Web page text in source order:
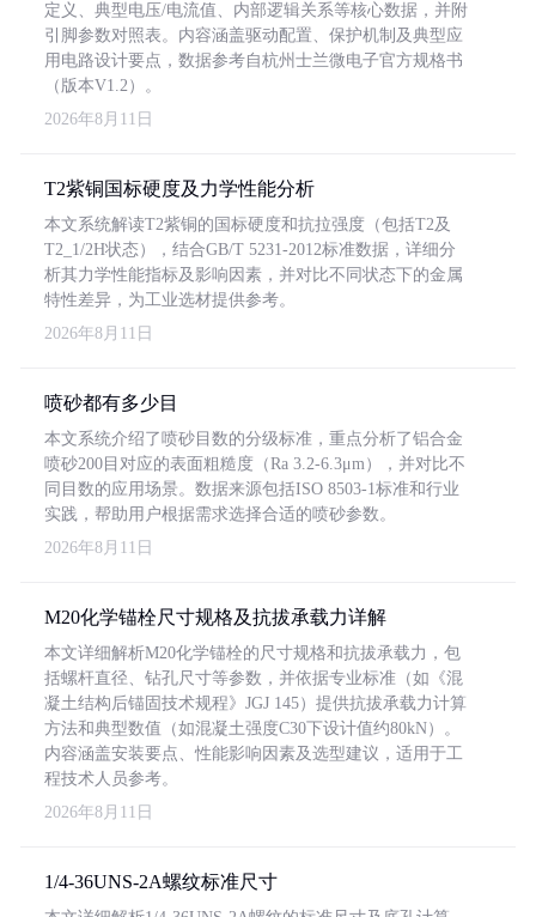
定义、典型电压/电流值、内部逻辑关系等核心数据，并附
引脚参数对照表。内容涵盖驱动配置、保护机制及典型应
用电路设计要点，数据参考自杭州士兰微电子官方规格书
（版本V1.2）。
2026年8月11日
T2紫铜国标硬度及力学性能分析
本文系统解读T2紫铜的国标硬度和抗拉强度（包括T2及
T2_1/2H状态），结合GB/T 5231-2012标准数据，详细分
析其力学性能指标及影响因素，并对比不同状态下的金属
特性差异，为工业选材提供参考。
2026年8月11日
喷砂都有多少目
本文系统介绍了喷砂目数的分级标准，重点分析了铝合金
喷砂200目对应的表面粗糙度（Ra 3.2-6.3μm），并对比不
同目数的应用场景。数据来源包括ISO 8503-1标准和行业
实践，帮助用户根据需求选择合适的喷砂参数。
2026年8月11日
M20化学锚栓尺寸规格及抗拔承载力详解
本文详细解析M20化学锚栓的尺寸规格和抗拔承载力，包
括螺杆直径、钻孔尺寸等参数，并依据专业标准（如《混
凝土结构后锚固技术规程》JGJ 145）提供抗拔承载力计算
方法和典型数值（如混凝土强度C30下设计值约80kN）。
内容涵盖安装要点、性能影响因素及选型建议，适用于工
程技术人员参考。
2026年8月11日
1/4-36UNS-2A螺纹标准尺寸